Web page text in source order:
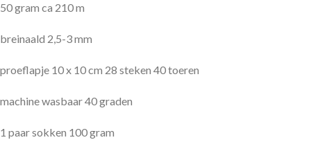
50 gram ca 210 m
breinaald 2,5-3 mm
proeflapje 10 x 10 cm 28 steken 40 toeren
machine wasbaar 40 graden
1 paar sokken 100 gram